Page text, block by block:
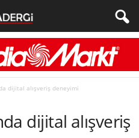
dijital alışveriş deneyimi
dijital alışveriş